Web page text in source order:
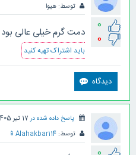
0
0
توسط: هیوا
دمت گرم خیلی عالی
باید اشتراک تهیه کنید
پاسخ داده شده در 17 تیر 1405
توسط: Alahakbar114
📱